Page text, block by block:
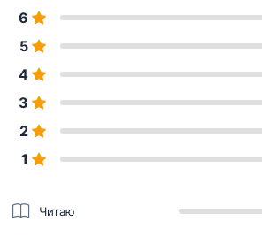
6
5
4
3
2
1
Читаю